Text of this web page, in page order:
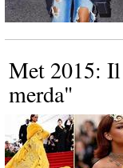
Met 2015:
merda"